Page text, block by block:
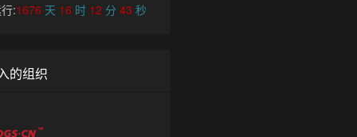
:1676 天 16 时 12 分 44 秒
的组织